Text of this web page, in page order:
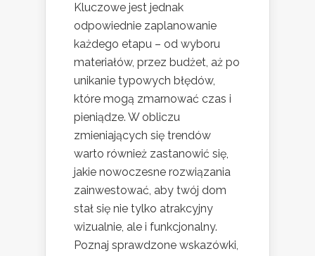
Kluczowe jest jednak
odpowiednie zaplanowanie
każdego etapu – od wyboru
materiałów, przez budżet, aż po
unikanie typowych błędów,
które mogą zmarnować czas i
pieniądze. W obliczu
zmieniających się trendów
warto również zastanowić się,
jakie nowoczesne rozwiązania
zainwestować, aby twój dom
stał się nie tylko atrakcyjny
wizualnie, ale i funkcjonalny.
Poznaj sprawdzone wskazówki,